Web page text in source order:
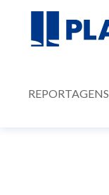
REPORTAGENS